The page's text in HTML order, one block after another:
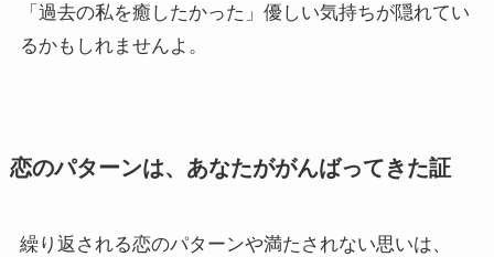
「過去の私を癒したかった」優しい気持ちが隠れてい
るかもしれませんよ。
恋のパターンは、あなたががんばってきた証
繰り返される恋のパターンや満たされない思いは、